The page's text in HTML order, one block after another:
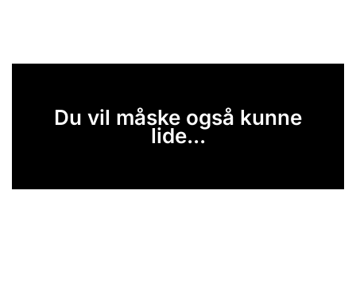
Du vil måske også kunne
lide...